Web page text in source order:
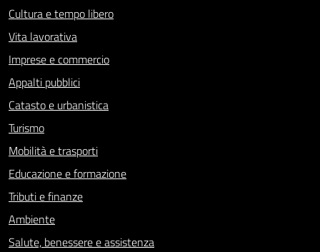
Cultura e tempo libero
Vita lavorativa
Imprese e commercio
Appalti pubblici
Catasto e urbanistica
Turismo
Mobilità e trasporti
Educazione e formazione
Tributi e finanze
Ambiente
Salute, benessere e assistenza